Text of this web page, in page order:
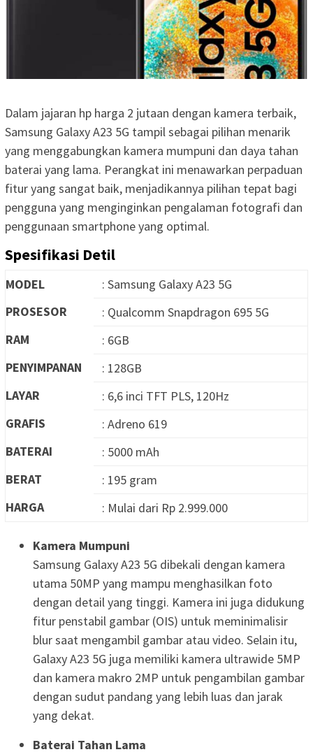
Dalam jajaran hp harga 2 jutaan dengan kamera terbaik,
Samsung Galaxy A23 5G tampil sebagai pilihan menarik
yang menggabungkan kamera mumpuni dan daya tahan
baterai yang lama. Perangkat ini menawarkan perpaduan
fitur yang sangat baik, menjadikannya pilihan tepat bagi
pengguna yang menginginkan pengalaman fotografi dan
penggunaan smartphone yang optimal.
Spesifikasi Detil
MODEL
: Samsung Galaxy A23 5G
PROSESOR
: Qualcomm Snapdragon 695 5G
RAM
: 6GB
PENYIMPANAN
: 128GB
LAYAR
: 6,6 inci TFT PLS, 120Hz
GRAFIS
: Adreno 619
BATERAI
: 5000 mAh
BERAT
: 195 gram
HARGA
: Mulai dari Rp 2.999.000
Kamera Mumpuni
Samsung Galaxy A23 5G dibekali dengan kamera
utama 50MP yang mampu menghasilkan foto
dengan detail yang tinggi. Kamera ini juga didukung
fitur penstabil gambar (OIS) untuk meminimalisir
blur saat mengambil gambar atau video. Selain itu,
Galaxy A23 5G juga memiliki kamera ultrawide 5MP
dan kamera makro 2MP untuk pengambilan gambar
dengan sudut pandang yang lebih luas dan jarak
yang dekat.
Baterai Tahan Lama